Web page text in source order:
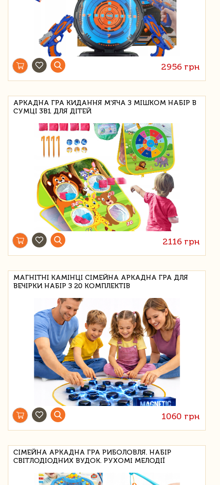
2956 грн
АРКАДНА ГРА КИДАННЯ М'ЯЧА З МІШКОМ НАБІР В
СУМЦІ 3В1 ДЛЯ ДІТЕЙ
2116 грн
МАГНІТНІ КАМІНЦІ СІМЕЙНА АРКАДНА ГРА ДЛЯ
ВЕЧІРКИ НАБІР З 20 КОМПЛЕКТІВ
1060 грн
СІМЕЙНА АРКАДНА ГРА РИБОЛОВЛЯ. НАБІР
СВІТЛОДІОДНИХ ВУДОК. РУХОМІ МЕЛОДІЇ